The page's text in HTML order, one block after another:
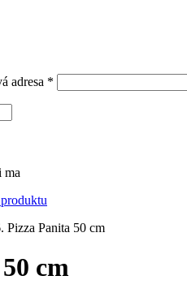
adresa *
ma
Pizza Panita 50 cm
cm